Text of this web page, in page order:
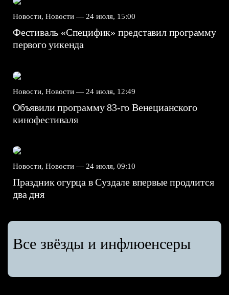
Новости, Новости — 24 июля, 15:00
Фестиваль «Специфик» представил программу
первого уикенда
Новости, Новости — 24 июля, 12:49
Объявили программу 83-го Венецианского
кинофестиваля
Новости, Новости — 24 июля, 09:10
Праздник огурца в Суздале впервые продлится
два дня
Все звёзды и инфлюенсеры